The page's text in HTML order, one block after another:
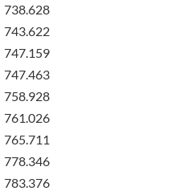
738.628
743.622
747.159
747.463
758.928
761.026
765.711
778.346
783.376